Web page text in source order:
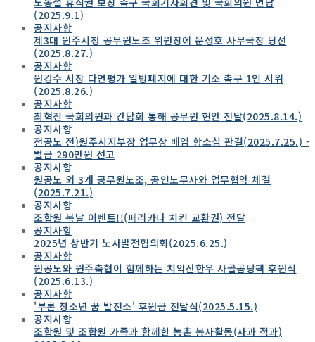
(2025.9.1)
공지사항
제3대 원주시청 공무원노조 위원장에 문성호 사무국장 당선
(2025.8.27.)
공지사항
원강수 시장 다면평가 일방폐지에 대한 기소 촉구 1인 시위
(2025.8.26.)
공지사항
최혁진 국회의원과 간담회 통해 공무원 현안 전달(2025.8.14.)
공지사항
전공노 전)원주시지부장 업무상 배임 항소심 판결(2025.7.25.) -
벌금 290만원 선고
공지사항
원공노 외 3개 공무원노조, 공인노무사와 업무협약 체결
(2025.7.21.)
공지사항
조합원 복날 이벤트!!(페리카나 치킨 교환권) 전달
공지사항
2025년 상반기 노사발전협의회(2025.6.25.)
공지사항
원공노와 원주축협이 함께하는 치악산한우 사골곰탕팩 후원식
(2025.6.13.)
공지사항
'부론 청소년 꿈 발전소' 후원금 전달식(2025.5.15.)
공지사항
조합원 및 조합원 가족과 함께한 농촌 봉사활동(사과 적과)